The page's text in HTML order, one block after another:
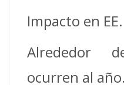
Impacto en
Alrededor
ocurren al año.